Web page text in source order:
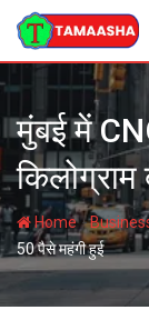
Skip
content
मुंबई में
Home-
50 पैसे महंगी हुई